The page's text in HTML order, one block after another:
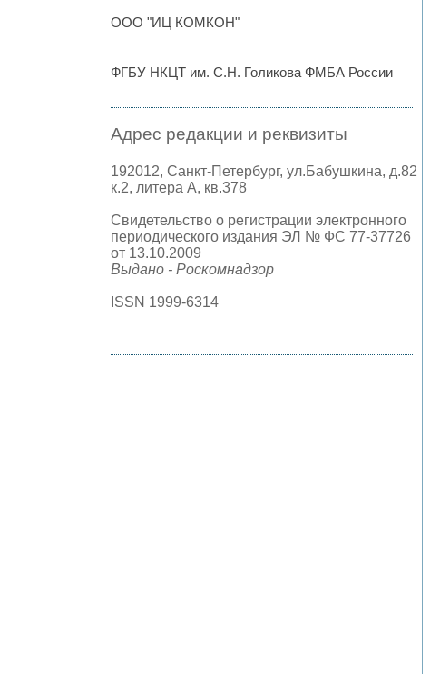
ООО "ИЦ КОМКОН"
ФГБУ НКЦТ им. С.Н. Голикова ФМБА России
Адрес редакции и реквизиты
192012, Санкт-Петербург, ул.Бабушкина, д.82
к.2, литера А, кв.378
Свидетельство о регистрации электронного
периодического издания ЭЛ № ФС 77-37726
от 13.10.2009
Выдано - Роскомнадзор
ISSN 1999-6314